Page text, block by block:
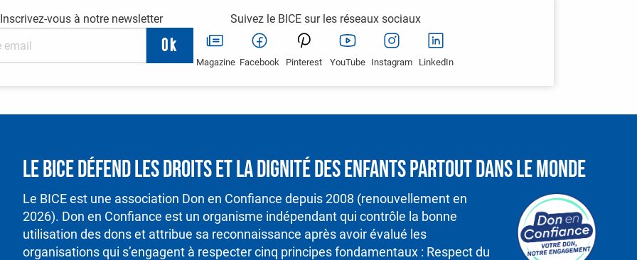
Inscrivez-vous à notre newsletter Suivez le BICE sur les réseaux sociaux
Magazine Facebook Pinterest YouTube Instagram LinkedIn
Le BICE défend les droits et la dignité des enfants partout dans le monde
Le BICE est une association Don en Confiance depuis 2008 (renouvellement en
2026). Don en Confiance est un organisme indépendant qui contrôle la bonne
utilisation des dons et attribue sa reconnaissance après avoir évalué les
organisations qui s’engagent à respecter cinq principes fondamentaux : Respect du